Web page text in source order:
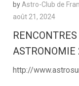
by Astro-Club de
août 21, 2024
ASTRONOMIE
http://